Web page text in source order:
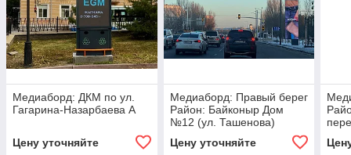
Медиаборд: ДКМ по ул.
Гагарина-Назарбаева А
Цену уточняйте
Медиаборд: Правый берег
Район: Байконыр Дом
№12 (ул. Ташенова)
Цену уточняйте